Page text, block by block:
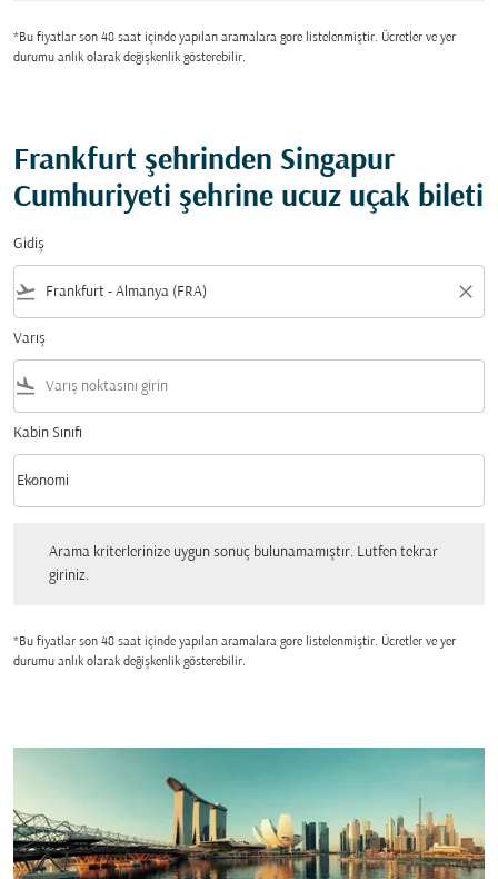
*Bu fiyatlar son 48 saat içinde yapılan aramalara gore listelenmiştir. Ücretler ve yer
durumu anlık olarak değişkenlik gösterebilir.
Frankfurt şehrinden Singapur
Cumhuriyeti şehrine ucuz uçak bileti
Gidiş
flight_takeoff close
Varış
flight_land
Kabin Sınıfı
Kabin Sınıfı option Ekonomi Selected
Ekonomi
keyboard_arrow_down
Arama kriterlerinize uygun sonuç bulunamamıştır. Lutfen tekrar
giriniz.
*Bu fiyatlar son 48 saat içinde yapılan aramalara gore listelenmiştir. Ücretler ve yer
durumu anlık olarak değişkenlik gösterebilir.